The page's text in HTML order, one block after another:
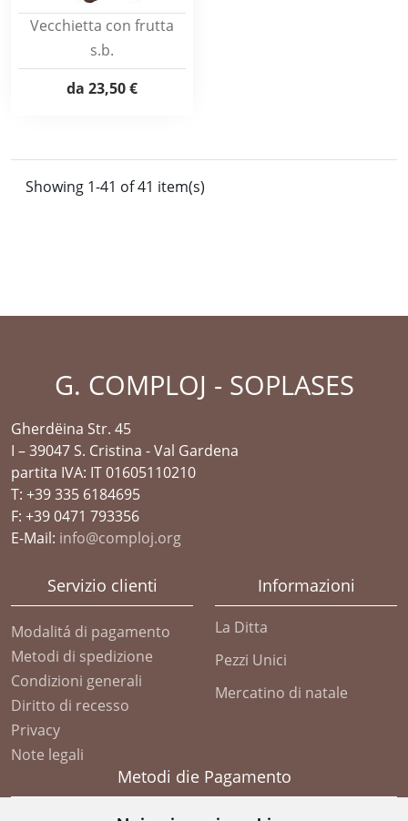
Vecchietta con frutta
s.b.
da 23,50 €
Showing 1-41 of 41 item(s)
G. COMPLOJ - SOPLASES
Gherdëina Str. 45
I – 39047 S. Cristina - Val Gardena
partita IVA: IT 01605110210
T: +39 335 6184695
F: +39 0471 793356
E-Mail: info@comploj.org
Servizio clienti
Modalitá di pagamento
Metodi di spedizione
Condizioni generali
Diritto di recesso
Privacy
Note legali
Informazioni
La Ditta
Pezzi Unici
Mercatino di natale
Metodi die Pagamento